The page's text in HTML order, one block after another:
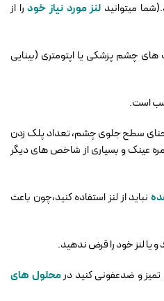
لنز مورد نیاز خودرا از
چشم پزشکی یا اپتومتری (بینایی
انحنای سطح جلوی چشم، تعداد پلک زدن
عینک و بسیاری از شاخص های دیگر
نباید از لنز استفاده کنید،چون باعث
محلول های